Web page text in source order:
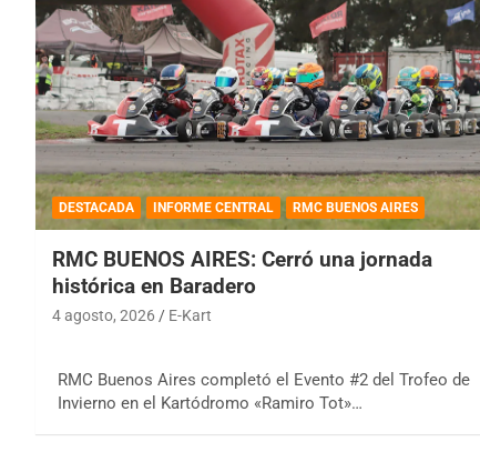
DESTACADA INFORME CENTRAL RMC BUENOS AIRES
RMC BUENOS AIRES: Cerró una jornada
histórica en Baradero
4 agosto, 2026 E-Kart
RMC Buenos Aires completó el Evento #2 del Trofeo de
Invierno en el Kartódromo «Ramiro Tot»…